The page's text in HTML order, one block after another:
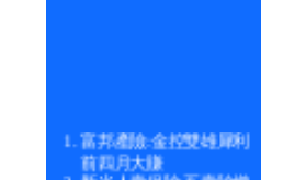
富邦產險:金控雙雄犀利
前四月大賺
新光人壽保險:五壽險增